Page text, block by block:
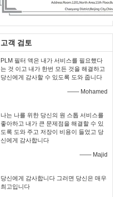
고객 검토
PLM 필터 액은 내가 서비스를 필요했다
는 것 이고 내가 한번 모든 것을 해결하고
당신에게 감사할 수 있도록 도와 줍니다
—— Mohamed
나는 나를 위한 당신의 원 스톱 서비스를
좋아하고 내가 큰 문제점을 해결할 수 있
도록 도와 주고 저장이 비용이 들었고 당
신에게 감사합니다
—— Majid
당신에게 감사합니다 그러면 당신은 매우
최고입니다